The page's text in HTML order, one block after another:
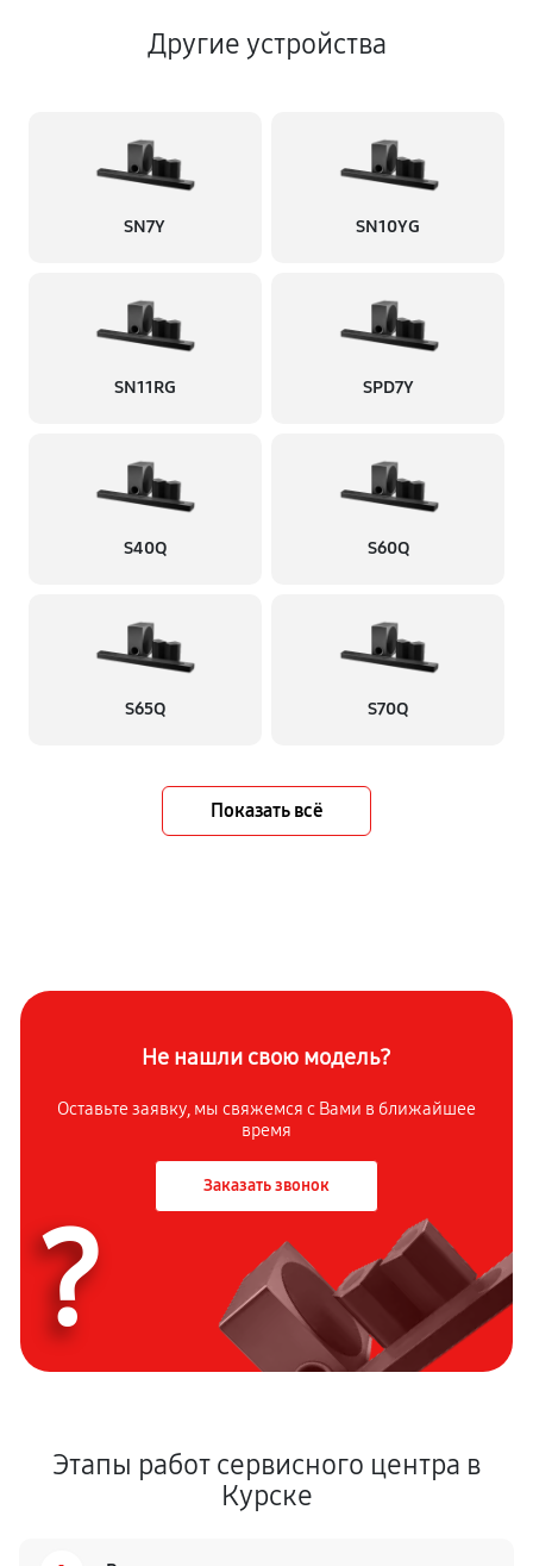
Другие устройства
SN7Y SN10YG
SN11RG SPD7Y
S40Q S60Q
S65Q S70Q
Показать всё
Не нашли свою модель?
Оставьте заявку, мы свяжемся с Вами в ближайшее
время
Заказать звонок
?
Этапы работ сервисного центра в
Курске